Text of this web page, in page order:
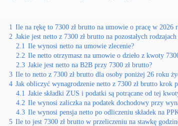
1 Ile na rękę to 7300 zł brutto na umowie o pracę w 2026
2 Jakie jest netto z 7300 zł brutto na pozostałych
2.1 Ile wynosi netto na umowie zlecenie?
2.2 Ile netto otrzymasz na umowie o dzieło z kwoty
2.3 Jakie jest netto na B2B przy 7300 zł brutto?
3 Ile to netto z 7300 zł brutto dla osoby poniżej 26 roku
4 Jak obliczyć wynagrodzenie netto z 7300 zł brutto krok
4.1 Jakie składki ZUS i podatki są potrącane od tej
4.2 Ile wynosi zaliczka na podatek dochodowy przy
4.3 Ile wynosi pensja netto po odliczeniu składek na
5 Ile to jest 7300 zł brutto w przeliczeniu na stawkę